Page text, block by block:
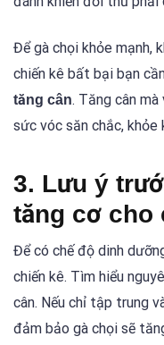
Để gà chọi khỏe mạnh,
chiến kê bất bại bạn
tăng cân. Tăng cân
sức vóc săn chắc, khỏe
3. Lưu ý
tăng cơ cho
Để có chế độ dinh
chiến kê. Tìm hiểu
cân. Nếu chỉ tập trung
đảm bảo gà chọi sẽ